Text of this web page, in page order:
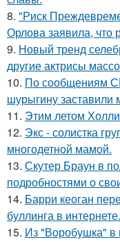
8. "Риск
Орлова заявила, что
9. Новый тренд
другие актрисы
10. По сообщениям
шурыгину заставили
11. Этим летом
12. Экс - солистка
многодетной мамой.
13. Скутер Браун в
подробностями о
14. Барри кеоган
буллинга в интернете.
15. Из "Воробушка" в